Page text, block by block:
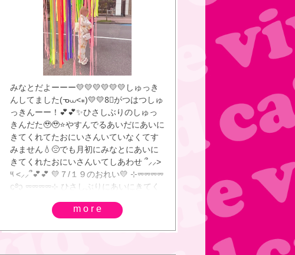
みなとだよーーー💛💛💛💛💛💛しゅっき
んしてました(ᓀ⩊<⁎)💛💛8⃣がつはつしゅ
っきんーー！💕💕✨ひさしぶりのしゅっ
きんだた🥹🥹⭐やすんでるあいだにあいに
きてくれてたおにいさんいていなくてす
みません💧😔でも月初にみなとにあいに
きてくれたおにいさんいてしあわせ ՞⸝⸝>
༥ <⸝⸝՞💕💕 💛７/１９のおれい💛 ‎⊹⏔⏔⏔⏔
᧔࿔᧓ ⏔⏔⏔⏔⊹ ひさしぶりにあいにきてく
💕うれしい！💕💕きょういくよー！って
more